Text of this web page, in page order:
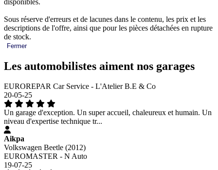
Sous réserve d'erreurs et de lacunes dans le contenu, les prix et les
descriptions de l'offre, ainsi que pour les pièces détachées en rupture
de stock.
Fermer
Les automobilistes aiment nos garages
EUROREPAR Car Service - L'Atelier B.E & Co
20-05-25
Un garage d'exception. Un super accueil, chaleureux et humain. Un
niveau d'expertise technique tr...
Aikpa
Volkswagen Beetle (2012)
EUROMASTER - N Auto
19-07-25